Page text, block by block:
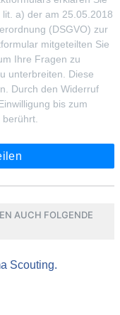
a) der am 25.05.2018
(DSGVO) zur
mitgeteilten Sie
Ihre Fragen zu
unterbreiten. Diese
Durch den Widerruf
bis zum
auch folgende